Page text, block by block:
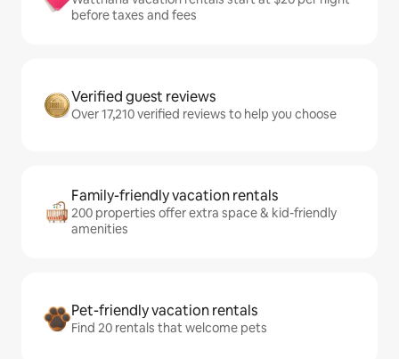
before taxes and fees
Verified guest reviews
Over 17,210 verified reviews to help you choose
Family-friendly vacation rentals
200 properties offer extra space & kid-friendly
amenities
Pet-friendly vacation rentals
Find 20 rentals that welcome pets